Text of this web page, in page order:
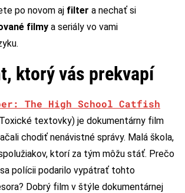
po novom aj filter a nechať si
filmy a seriály vo vami
ktorý vás prekvapí
The High School Catfish
textovky) je dokumentárny film
chodiť nenávistné správy. Malá škola,
ktorí za tým môžu stáť. Prečo
polícii podarilo vypátrať tohto
Dobrý film v štýle dokumentárnej